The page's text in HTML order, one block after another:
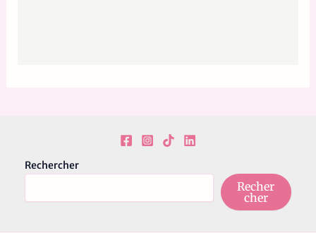
Rechercher
Recher
cher